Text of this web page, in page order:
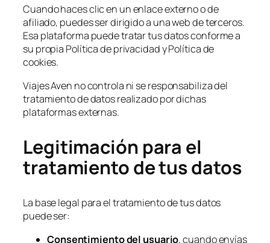
Cuando haces clic en un enlace externo o de
afiliado, puedes ser dirigido a una web de terceros.
Esa plataforma puede tratar tus datos conforme a
su propia Política de privacidad y Política de
cookies.
Viajes Aven no controla ni se responsabiliza del
tratamiento de datos realizado por dichas
plataformas externas.
Legitimación para el
tratamiento de tus datos
La base legal para el tratamiento de tus datos
puede ser:
Consentimiento del usuario, cuando envías